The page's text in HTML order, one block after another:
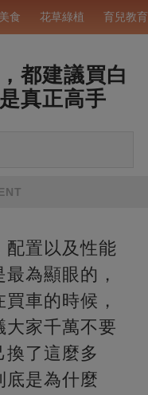
美食 花草綠植 育兒教育
都建議買白
真正高手
配置以及性能
為顯眼的，
車的時候，
大家千萬不要
換了這麼多
底是為什麼